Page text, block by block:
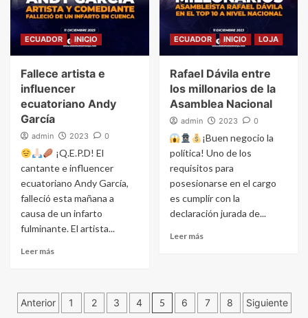
ECUADOR INICIO
Fallece artista e
influencer
ecuatoriano Andy
García
admin 2023 0
¡Q.E.P.D! El
cantante e influencer
ecuatoriano Andy García,
falleció esta mañana a
causa de un infarto
fulminante. El artista...
Leer más
ECUADOR INICIO LOJA
Rafael Dávila entre
los millonarios de la
Asamblea Nacional
admin 2023 0
¡Buen negocio la
política! Uno de los
requisitos para
posesionarse en el cargo
es cumplir con la
declaración jurada de...
Leer más
Navegación
Anterior 1 2 3 4 5 6 7 8 Siguiente